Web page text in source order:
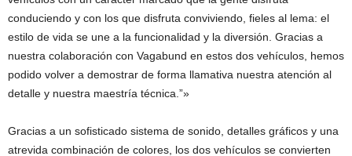
conduciendo y con los que disfruta conviviendo, fieles al lema: el
estilo de vida se une a la funcionalidad y la diversión. Gracias a
nuestra colaboración con Vagabund en estos dos vehículos, hemos
podido volver a demostrar de forma llamativa nuestra atención al
detalle y nuestra maestría técnica.”»
Gracias a un sofisticado sistema de sonido, detalles gráficos y una
atrevida combinación de colores, los dos vehículos se convierten